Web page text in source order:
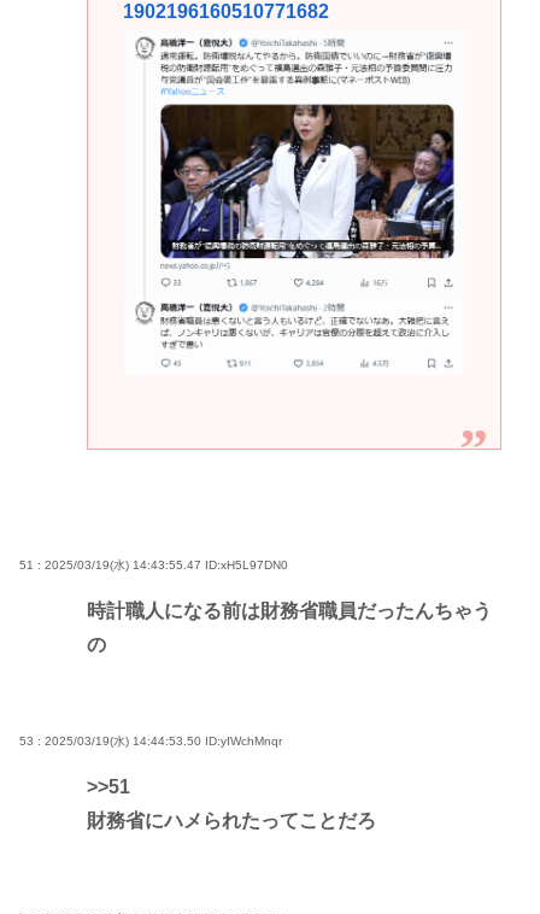
1902196160510771682
51 : 2025/03/19(水) 14:43:55.47 ID:xH5L97DN0
時計職人になる前は財務省職員だったんちゃう
の
53 : 2025/03/19(水) 14:44:53.50 ID:yIWchMnqr
>>51
財務省にハメられたってことだろ